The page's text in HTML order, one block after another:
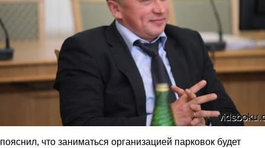
пояснил, что заниматься организацией парковок будет